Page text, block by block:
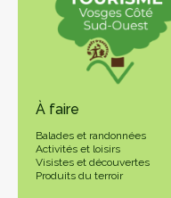
À faire
Balades et randonnées
Activités et loisirs
Visistes et découvertes
Produits du terroir